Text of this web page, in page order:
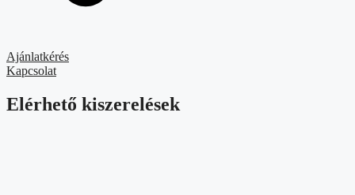
Ajánlatkérés
Kapcsolat
Elérhető kiszerelések